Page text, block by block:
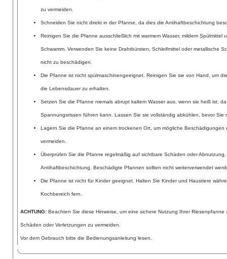
zu vermeiden.
Schneiden Sie nicht direkt in der Pfanne, da dies die Antihaftbeschichtung
Reinigen Sie die Pfanne ausschließlich mit warmem Wasser, mildem Spülmittel
Schwamm. Verwenden Sie keine Drahtbürsten, Schleifmittel oder metallische
nicht zu beschädigen.
Die Pfanne ist nicht spülmaschinengeeignet. Reinigen Sie sie von Hand, um
die Lebensdauer zu erhalten.
Setzen Sie die Pfanne niemals abrupt kaltem Wasser aus, wenn sie heiß ist,
Spannungsrissen führen kann. Lassen Sie sie vollständig abkühlen, bevor Sie
Lagern Sie die Pfanne an einem trockenen Ort, um mögliche Beschädigungen
vermeiden.
Überprüfen Sie die Pfanne regelmäßig auf sichtbare Schäden oder
Antihaftbeschichtung. Beschädigte Pfannen sollten nicht weiterverwendet
Die Pfanne ist nicht für Kinder geeignet. Halten Sie Kinder und Haustiere
Kochbereich fern.
ACHTUNG: Beachten Sie diese Hinweise, um eine sichere Nutzung Ihrer Riesenpfanne
Schäden oder Verletzungen zu vermeiden.
Vor dem Gebrauch bitte die Bedienungsanleitung lesen.